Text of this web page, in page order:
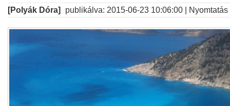
[Polyák Dóra] publikálva: 2015-06-23 10:06:00 | Nyomtatás